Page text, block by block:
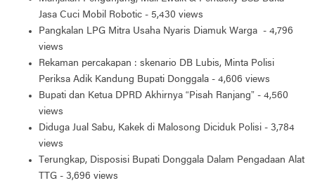
Jasa Cuci Mobil Robotic - 5,430 views
Pangkalan LPG Mitra Usaha Nyaris Diamuk Warga - 4,796
views
Rekaman percakapan : skenario DB Lubis, Minta Polisi
Periksa Adik Kandung Bupati Donggala - 4,606 views
Bupati dan Ketua DPRD Akhirnya “Pisah Ranjang” - 4,560
views
Diduga Jual Sabu, Kakek di Malosong Diciduk Polisi - 3,784
views
Terungkap, Disposisi Bupati Donggala Dalam Pengadaan Alat
TTG - 3,696 views